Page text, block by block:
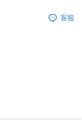
客服